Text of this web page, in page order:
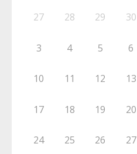
27 28 29 30
3 4 5 6
10 11 12 13
17 18 19 20
24 25 26 27